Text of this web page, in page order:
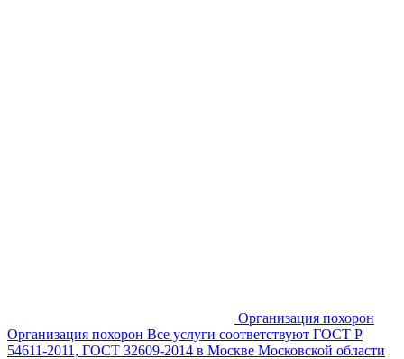
Организация похорон
Организация похорон Все услуги соответствуют ГОСТ Р
54611-2011, ГОСТ 32609-2014 в Москве Московской области